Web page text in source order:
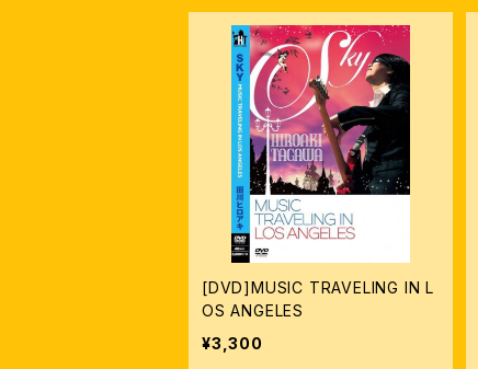
[DVD]MUSIC TRAVELING IN L
OS ANGELES
¥3,300